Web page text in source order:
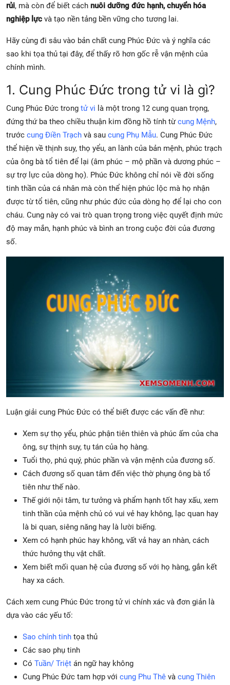
rủi, mà còn để biết cách nuôi dưỡng đức hạnh, chuyển hóa
nghiệp lực và tạo nền tảng bền vững cho tương lai.
Hãy cùng đi sâu vào bản chất cung Phúc Đức và ý nghĩa các
sao khi tọa thủ tại đây, để thấy rõ hơn gốc rễ vận mệnh của
chính mình.
1. Cung Phúc Đức trong tử vi là gì?
Cung Phúc Đức trong tử vi là một trong 12 cung quan trọng,
đứng thứ ba theo chiều thuận kim đồng hồ tính từcung Mệnh,
trước cung Điền Trạch và sau cung Phụ Mẫu. Cung Phúc Đức
thể hiện về thịnh suy, thọ yểu, an lành của bản mệnh, phúc trạch
của ông bà tổ tiên để lại (âm phúc – mộ phần và dương phúc –
sự trợ lực của dòng họ). Phúc Đức không chỉ nói về đời sống
tinh thần của cá nhân mà còn thể hiện phúc lộc mà họ nhận
được từ tổ tiên, cũng như phúc đức của dòng họ để lại cho con
cháu. Cung này có vai trò quan trọng trong việc quyết định mức
độ may mắn, hạnh phúc và bình an trong cuộc đời của đương
số.
Luận giải cung Phúc Đức có thể biết được các vấn đề như:
Xem sự thọ yểu, phúc phận tiên thiên và phúc ấm của cha
ông, sự thịnh suy, tụ tán của họ hàng.
Tuổi thọ, phú quý, phúc phần và vận mệnh của đương số.
Cách đương số quan tâm đến việc thờ phụng ông bà tổ
tiên như thế nào.
Thế giới nội tâm, tư tưởng và phẩm hạnh tốt hay xấu, xem
tinh thần của mệnh chủ có vui vẻ hay không, lạc quan hay
là bi quan, siêng năng hay là lười biếng.
Xem có hạnh phúc hay không, vất vả hay an nhàn, cách
thức hưởng thụ vật chất.
Xem biết mối quan hệ của đương số với họ hàng, gắn kết
hay xa cách.
Cách xem cung Phúc Đức trong tử vi chính xác và đơn giản là
dựa vào các yếu tố:
Sao chính tinh tọa thủ
Các sao phụ tinh
Có Tuần/ Triệt án ngữ hay không
Cung Phúc Đức tam hợp với cung Phu Thê và cung Thiên